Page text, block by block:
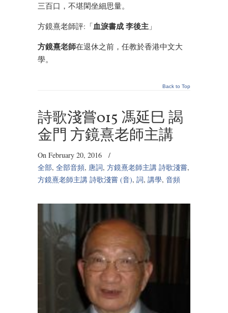
三百口，不堪閑坐細思量。
方鏡熹老師評:「血淚書成 李後主 」
方鏡熹老師在退休之前，任教於香港中文大
學。
Back to Top
詩歌淺嘗015 馮延巳 謁
金門 方鏡熹老師主講
On February 20, 2016
/
全部, 全部音頻, 唐詞, 方鏡熹老師主講 詩歌淺嘗,
方鏡熹老師主講 詩歌淺嘗 (音), 詞, 講學, 音頻
Audio